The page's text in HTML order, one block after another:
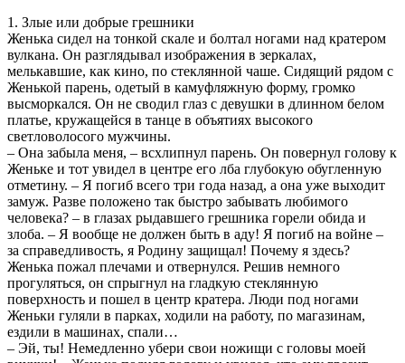
1. Злые или добрые грешники
Женька сидел на тонкой скале и болтал ногами над кратером
вулкана. Он разглядывал изображения в зеркалах,
мелькавшие, как кино, по стеклянной чаше. Сидящий рядом с
Женькой парень, одетый в камуфляжную форму, громко
высморкался. Он не сводил глаз с девушки в длинном белом
платье, кружащейся в танце в объятиях высокого
светловолосого мужчины.
– Она забыла меня, – всхлипнул парень. Он повернул голову к
Женьке и тот увидел в центре его лба глубокую обугленную
отметину. – Я погиб всего три года назад, а она уже выходит
замуж. Разве положено так быстро забывать любимого
человека? – в глазах рыдавшего грешника горели обида и
злоба. – Я вообще не должен быть в аду! Я погиб на войне –
за справедливость, я Родину защищал! Почему я здесь?
Женька пожал плечами и отвернулся. Решив немного
прогуляться, он спрыгнул на гладкую стеклянную
поверхность и пошел в центр кратера. Люди под ногами
Женьки гуляли в парках, ходили на работу, по магазинам,
ездили в машинах, спали…
– Эй, ты! Немедленно убери свои ножищи с головы моей